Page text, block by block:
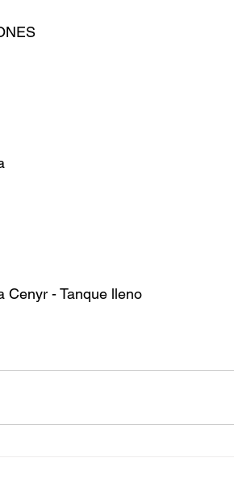
Cenyr - Tanque lleno